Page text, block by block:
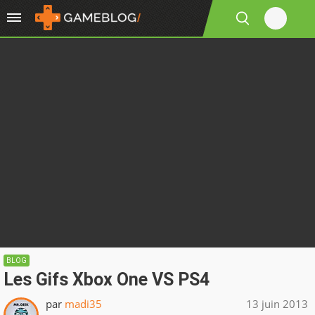
BLOG
Les Gifs Xbox One VS PS4
par madi35 13 juin 2013